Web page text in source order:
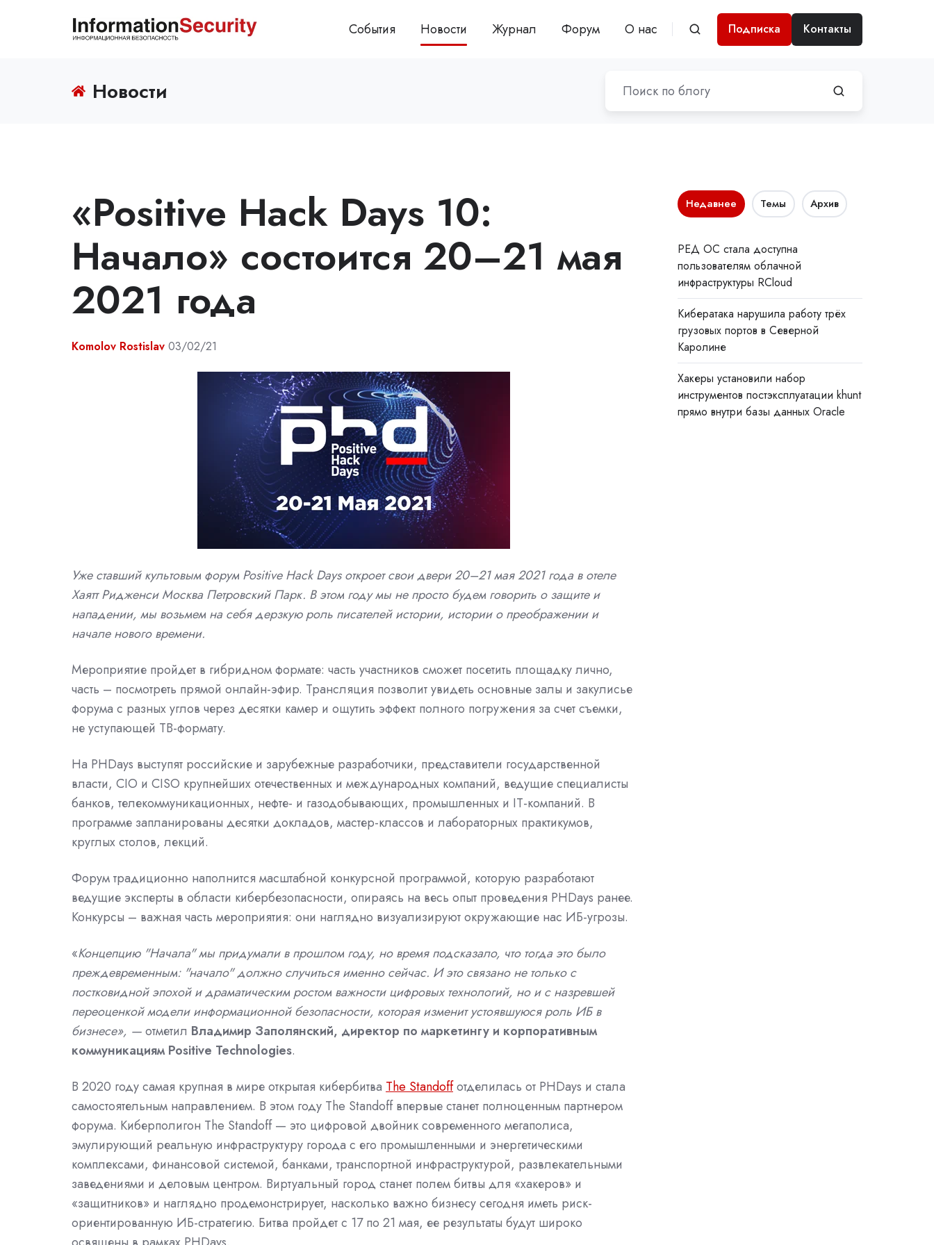
События Новости Журнал Форум О нас Подписка Контакты
Новости
«Positive Hack Days 10:
Начало» состоится 20–21 мая
2021 года
Komolov Rostislav 03/02/21
Уже ставший культовым форум Positive Hack Days откроет свои двери 20–21 мая 2021 года в отеле
Хаятт Ридженси Москва Петровский Парк. В этом году мы не просто будем говорить о защите и
нападении, мы возьмем на себя дерзкую роль писателей истории, истории о преображении и
начале нового времени.
Мероприятие пройдет в гибридном формате: часть участников сможет посетить площадку лично,
часть – посмотреть прямой онлайн-эфир. Трансляция позволит увидеть основные залы и закулисье
форума с разных углов через десятки камер и ощутить эффект полного погружения за счет съемки,
не уступающей ТВ-формату.
На PHDays выступят российские и зарубежные разработчики, представители государственной
власти, CIO и CISO крупнейших отечественных и международных компаний, ведущие специалисты
банков, телекоммуникационных, нефте- и газодобывающих, промышленных и IT-компаний. В
программе запланированы десятки докладов, мастер-классов и лабораторных практикумов,
круглых столов, лекций.
Форум традиционно наполнится масштабной конкурсной программой, которую разработают
ведущие эксперты в области кибербезопасности, опираясь на весь опыт проведения PHDays ранее.
Конкурсы – важная часть мероприятия: они наглядно визуализируют окружающие нас ИБ-угрозы.
«Концепцию "Начала" мы придумали в прошлом году, но время подсказало, что тогда это было
преждевременным: "начало" должно случиться именно сейчас. И это связано не только с
постковидной эпохой и драматическим ростом важности цифровых технологий, но и с назревшей
переоценкой модели информационной безопасности, которая изменит устоявшуюся роль ИБ в
бизнесе», —отметил Владимир Заполянский, директор по маркетингу и корпоративным
коммуникациям Positive Technologies.
В 2020 году самая крупная в мире открытая кибербитва The Standoffотделилась от PHDays и стала
самостоятельным направлением. В этом году The Standoff впервые станет полноценным партнером
форума. Киберполигон The Standoff — это цифровой двойник современного мегаполиса,
эмулирующий реальную инфраструктуру города с его промышленными и энергетическими
комплексами, финансовой системой, банками, транспортной инфраструктурой, развлекательными
заведениями и деловым центром. Виртуальный город станет полем битвы для «хакеров» и
«защитников» и наглядно продемонстрирует, насколько важно бизнесу сегодня иметь риск-
ориентированную ИБ-стратегию. Битва пройдет с 17 по 21 мая, ее результаты будут широко
Недавнее Темы Архив
РЕД ОС стала доступна
пользователям облачной
инфраструктуры RCloud
Кибератака нарушила работу трёх
грузовых портов в Северной
Каролине
Хакеры установили набор
инструментов постэксплуатации khunt
прямо внутри базы данных Oracle